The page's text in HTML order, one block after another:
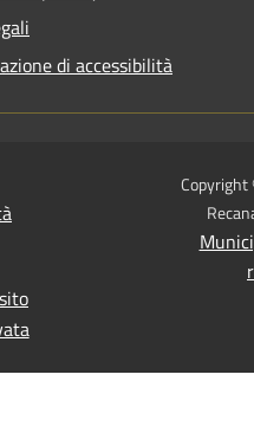
di accessibilità
Copyright